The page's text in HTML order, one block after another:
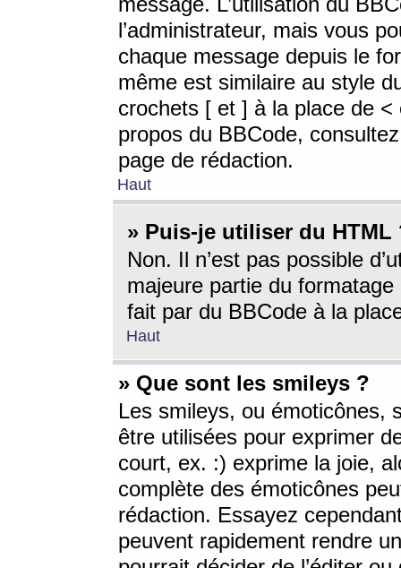
l’administrateur, mais vous
chaque message depuis le
même est similaire au style
crochets [ et ] à la place de <
propos du BBCode,
page de rédaction.
Haut
» Puis-je utiliser du HTML
Non. Il n’est pas possible
majeure partie du
fait par du BBCode à la
Haut
» Que sont les smileys ?
Les smileys, ou émoticônes,
être utilisées pour exprimer
court, ex. :) exprime la joie,
complète des émoticônes
rédaction. Essayez
peuvent rapidement rendre